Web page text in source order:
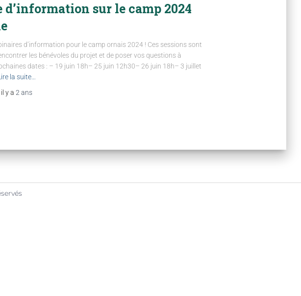
sur le camp 2024
d’information pour le camp ornais 2024 ! Ces sessions sont
les bénévoles du projet et de poser vos questions à
dates : – 19 juin 18h– 25 juin 12h30– 26 juin 18h– 3 juillet
la suite…
il y a 2 ans